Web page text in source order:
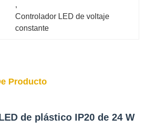
,
Controlador LED de voltaje
constante
Producto
de plástico IP20 de 24 W